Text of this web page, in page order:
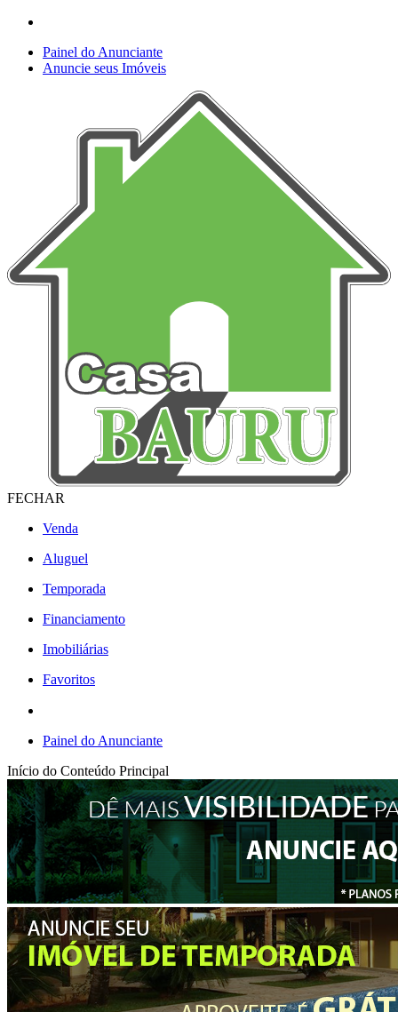
Painel do Anunciante
Anuncie seus Imóveis
FECHAR
Venda
Aluguel
Temporada
Financiamento
Imobiliárias
Favoritos
Painel do Anunciante
Início do Conteúdo Principal